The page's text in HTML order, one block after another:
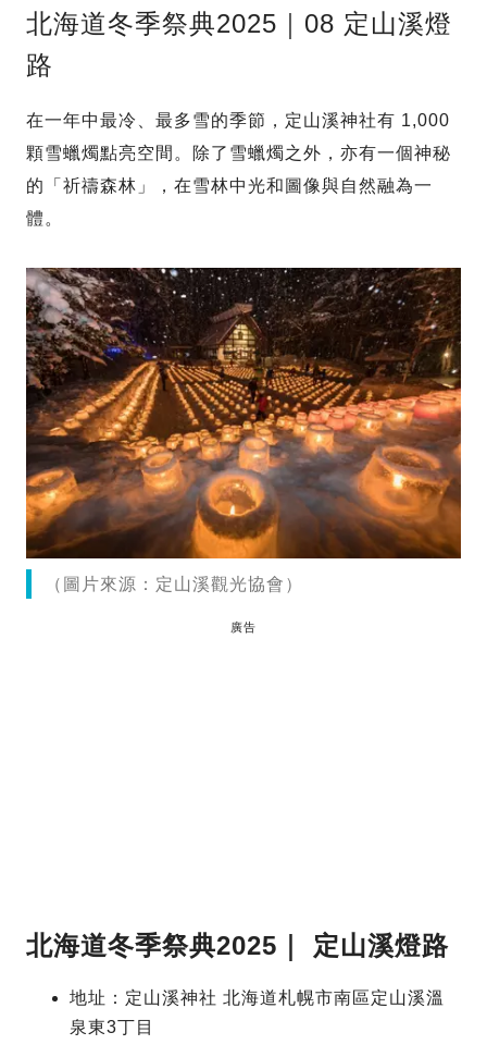
北海道冬季祭典2025｜08 定山溪燈
路
在一年中最冷、最多雪的季節，定山溪神社有 1,000
顆雪蠟燭點亮空間。除了雪蠟燭之外，亦有一個神秘
的「祈禱森林」，在雪林中光和圖像與自然融為一
體。
（圖片來源：定山溪觀光協會）
廣告
北海道冬季祭典2025｜ 定山溪燈路
地址：定山溪神社 北海道札幌市南區定山溪溫
泉東3丁目